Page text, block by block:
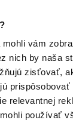
vám
nich by naša
zisťovať,
relevantnej
používať